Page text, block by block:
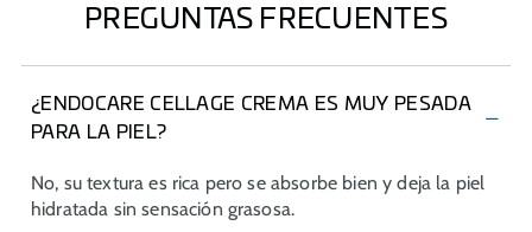
PREGUNTAS FRECUENTES
¿ENDOCARE CELLAGE CREMA ES MUY PESADA
PARA LA PIEL?
No, su textura es rica pero se absorbe bien y deja la piel
hidratada sin sensación grasosa.